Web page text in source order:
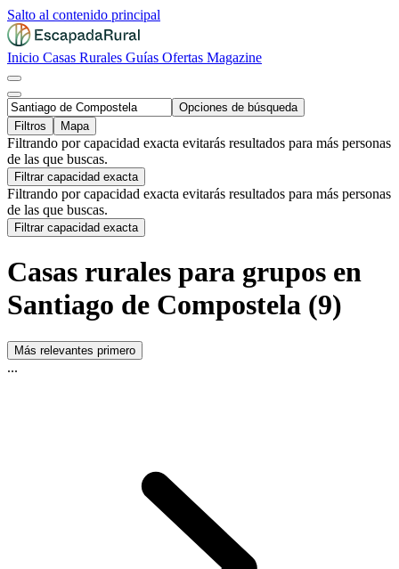
Salto al contenido principal
Inicio Casas Rurales Guías Ofertas Magazine
Opciones de búsqueda
Filtros
Mapa
Filtrando por capacidad exacta evitarás resultados para más personas
de las que buscas.
Filtrar capacidad exacta
Filtrando por capacidad exacta evitarás resultados para más personas
de las que buscas.
Filtrar capacidad exacta
Casas rurales para grupos en
Santiago de Compostela (9)
Más relevantes primero
...